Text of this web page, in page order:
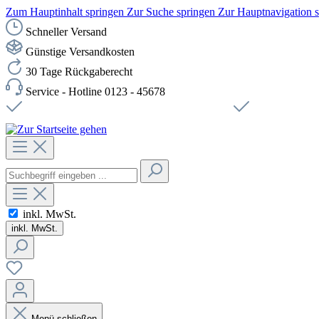
Zum Hauptinhalt springen Zur Suche springen Zur Hauptnavigation
Schneller Versand
Günstige Versandkosten
30 Tage Rückgaberecht
Service - Hotline 0123 - 45678
inkl. MwSt.
inkl. MwSt.